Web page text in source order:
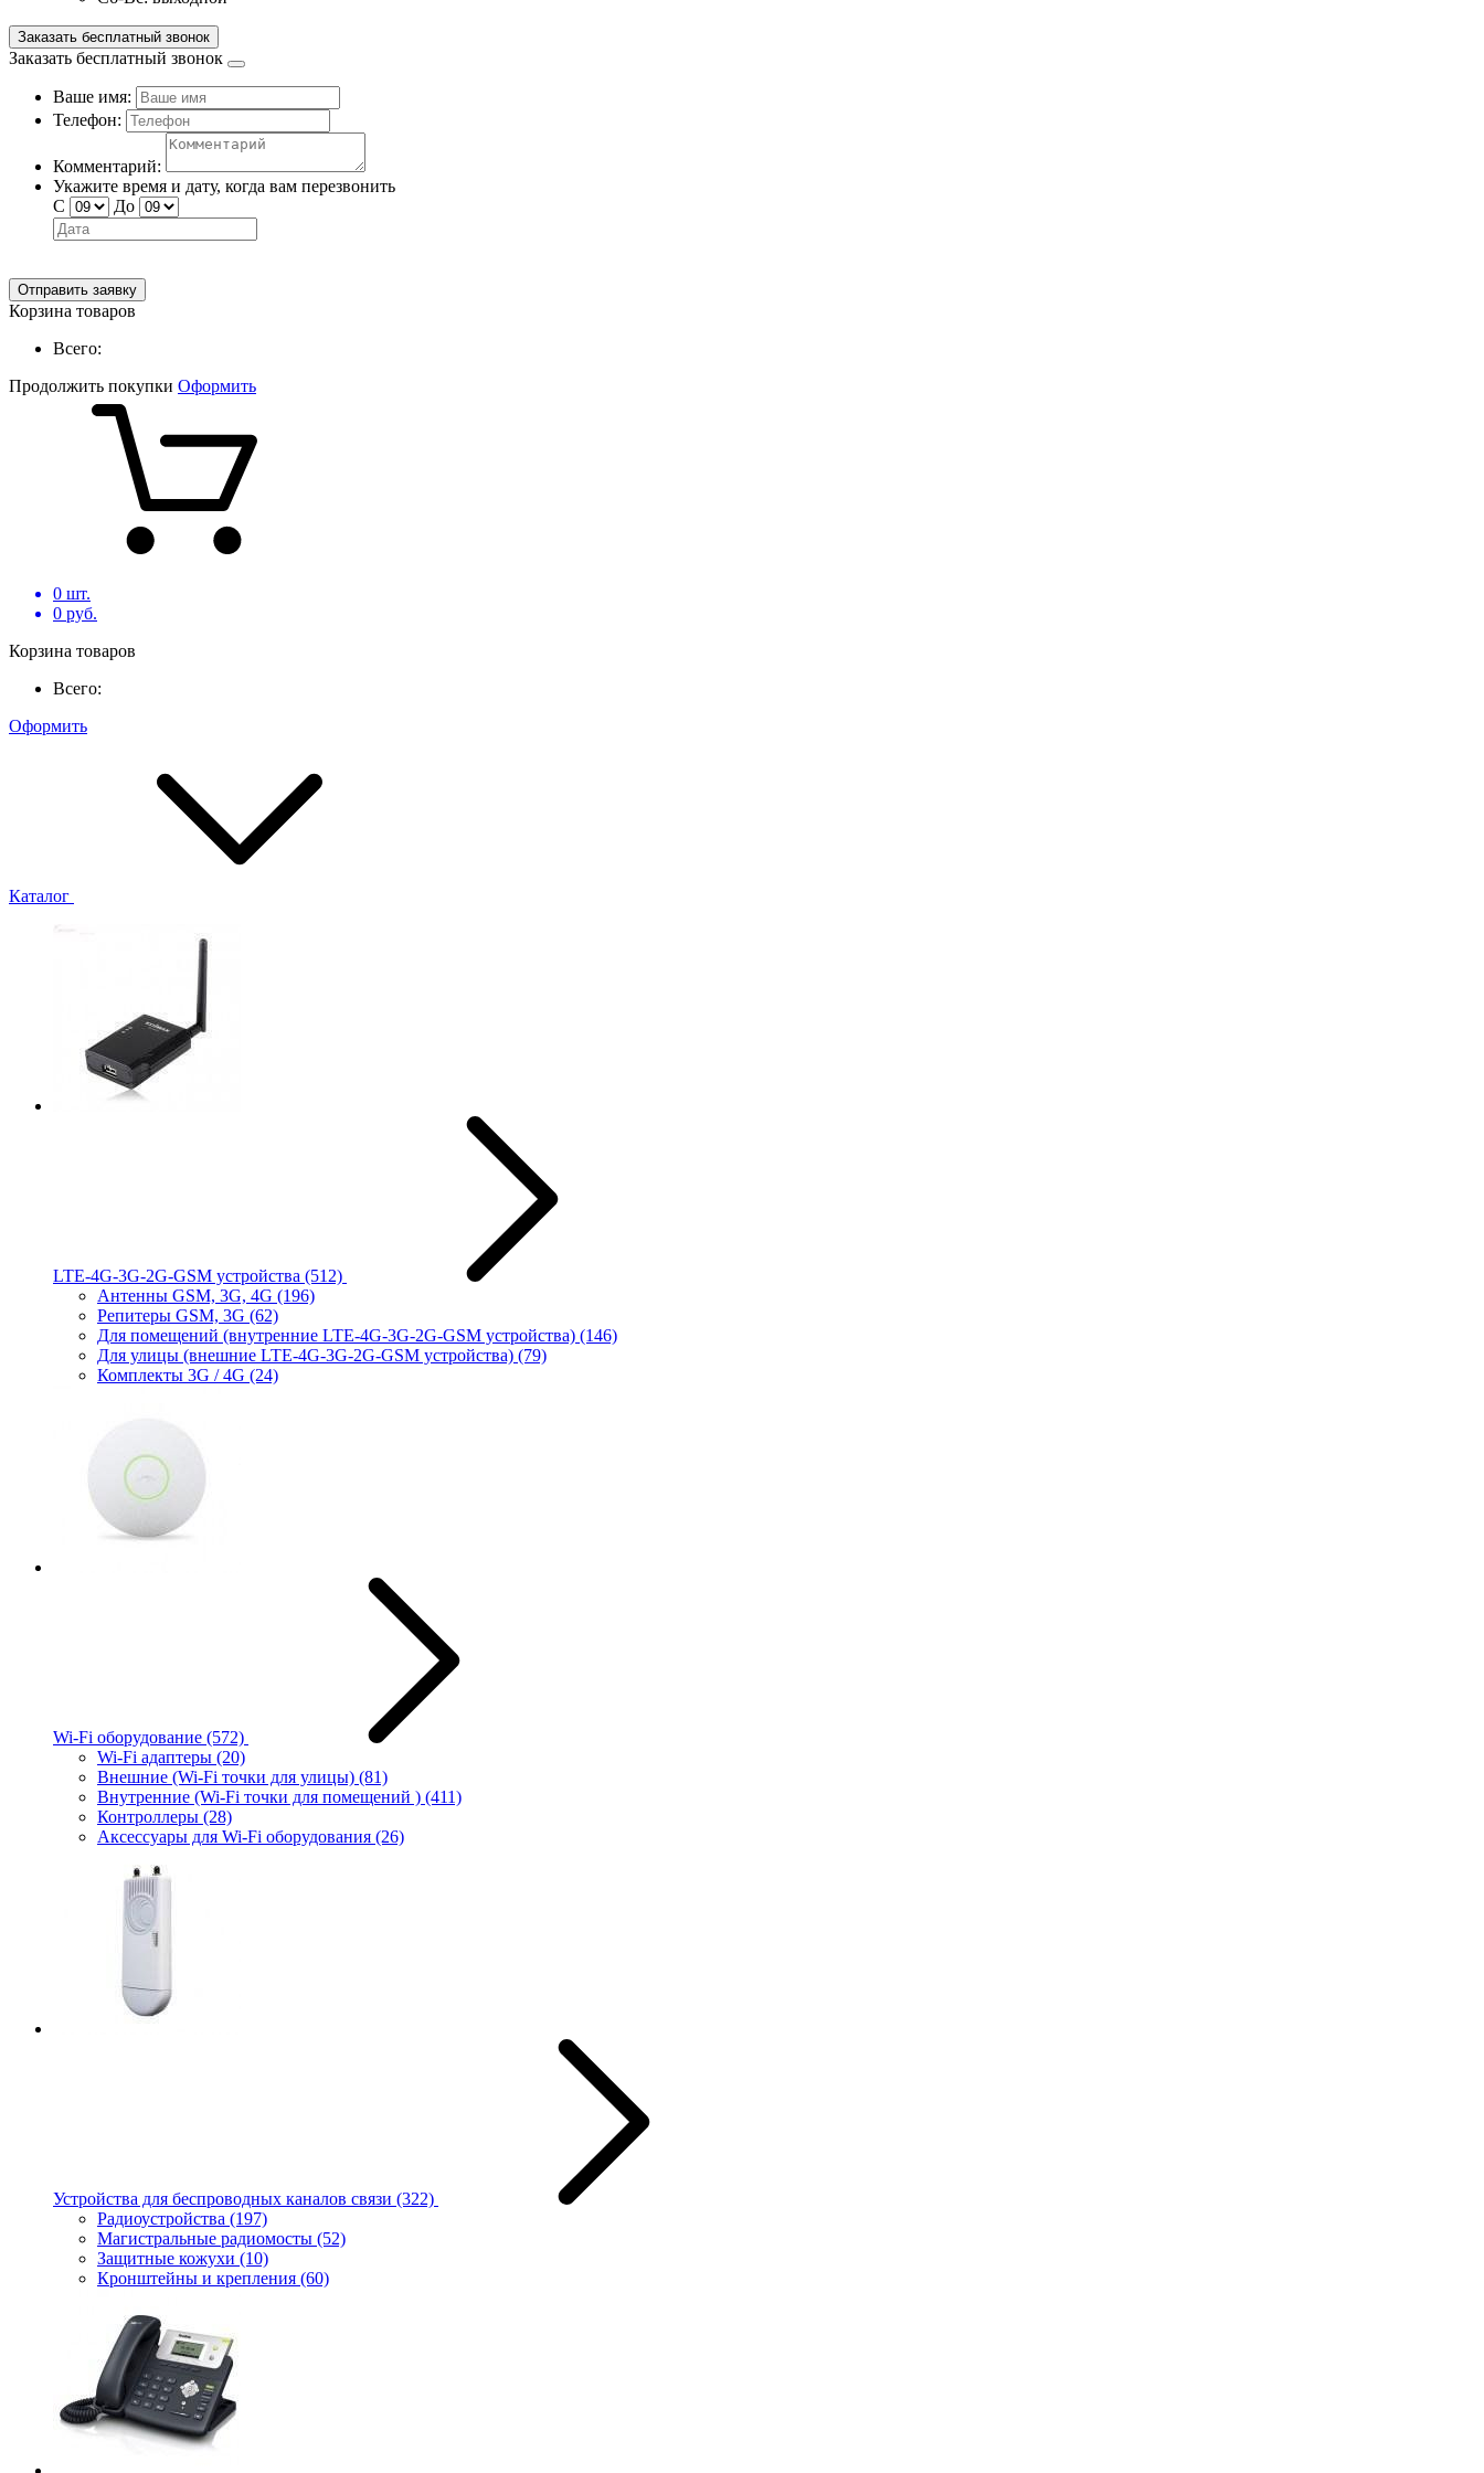
Заказать бесплатный звонок
Заказать бесплатный звонок
Ваше имя:
Телефон:
Комментарий:
Укажите время и дату, когда вам перезвонить
С
До
Отправить заявку
Корзина товаров
Всего:
Продолжить покупки Оформить
0 шт.
0 руб.
Корзина товаров
Всего:
Оформить
Каталог
LTE-4G-3G-2G-GSM устройства (512)
Антенны GSM, 3G, 4G (196)
Репитеры GSM, 3G (62)
Для помещений (внутренние LTE-4G-3G-2G-GSM устройства) (146)
Для улицы (внешние LTE-4G-3G-2G-GSM устройства) (79)
Комплекты 3G / 4G (24)
Wi-Fi оборудование (572)
Wi-Fi адаптеры (20)
Внешние (Wi-Fi точки для улицы) (81)
Внутренние (Wi-Fi точки для помещений ) (411)
Контроллеры (28)
Аксессуары для Wi-Fi оборудования (26)
Устройства для беспроводных каналов связи (322)
Радиоустройства (197)
Магистральные радиомосты (52)
Защитные кожухи (10)
Кронштейны и крепления (60)